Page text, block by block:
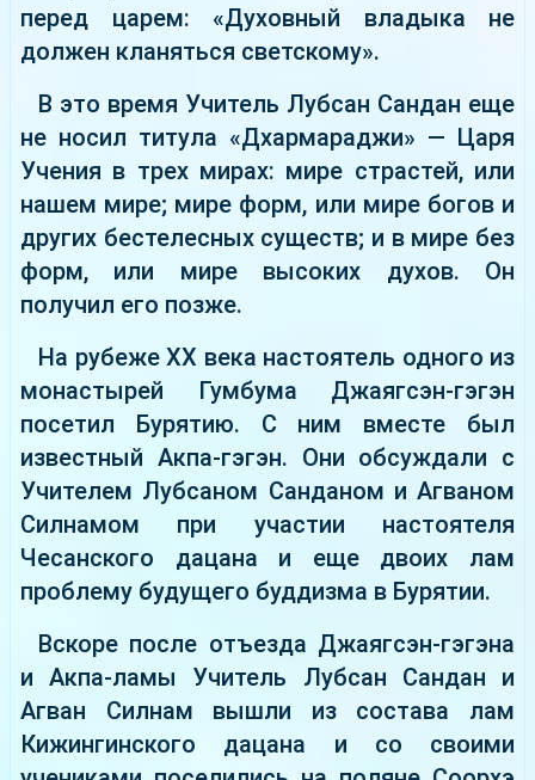
перед царем: «Духовный владыка не
должен кланяться светскому».
В это время Учитель Лубсан Сандан еще
не носил титула «Дхармараджи» — Царя
Учения в трех мирах: мире страстей, или
нашем мире; мире форм, или мире богов и
других бестелесных существ; и в мире без
форм, или мире высоких духов. Он
получил его позже.
На рубеже XX века настоятель одного из
монастырей Гумбума Джаягсэн-гэгэн
посетил Бурятию. С ним вместе был
известный Акпа-гэгэн. Они обсуждали с
Учителем Лубсаном Санданом и Агваном
Силнамом при участии настоятеля
Чесанского дацана и еще двоих лам
проблему будущего буддизма в Бурятии.
Вскоре после отъезда Джаягсэн-гэгэна
и Акпа-ламы Учитель Лубсан Сандан и
Агван Силнам вышли из состава лам
Кижингинского дацана и со своими